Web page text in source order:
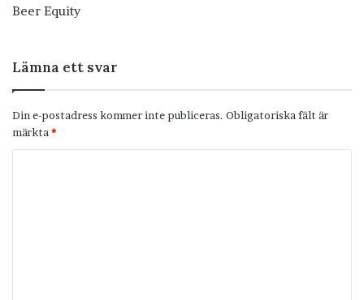
Beer Equity
Lämna ett svar
Din e-postadress kommer inte publiceras. Obligatoriska fält är
märkta *